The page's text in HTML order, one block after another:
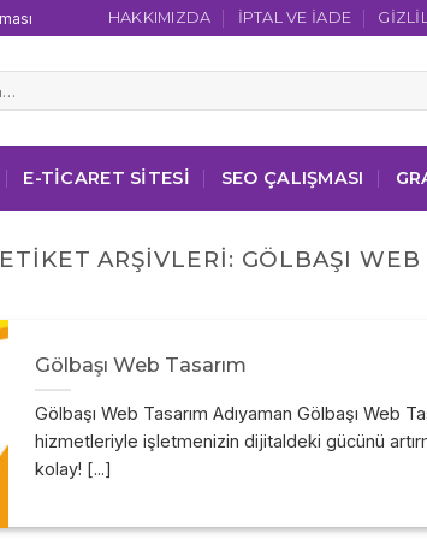
HAKKIMIZDA İPTAL VE İADE
E-TICARET SITESI SEO ÇALIŞMASI
ETIKET ARŞIVLERI: GÖLBAŞI WEB
Gölbaşı Web Tasarım
Gölbaşı Web Tasarım Adıyaman Gölbaşı Web
hizmetleriyle işletmenizin dijitaldeki gücünü
kolay! [...]